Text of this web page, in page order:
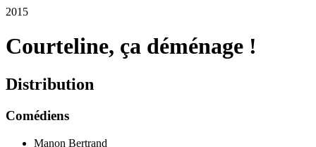
2015
Courteline, ça déménage !
Distribution
Comédiens
Manon Bertrand